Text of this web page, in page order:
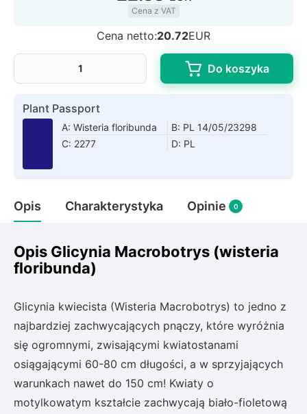
Hakonechoa (trawa bambusowa)
Miskant
Różanecznik
Pnącza
Glicynia (wisteria)
Ewodia (tetradium daniellii)
Cena z VAT
Cena netto:20.72EUR
Do koszyka
Plant Passport
A: Wisteria floribunda
B: PL 14/05/23298
C: 2277
D: PL
Opis Charakterystyka Opinie 0
Opis Glicynia Macrobotrys (wisteria
floribunda)
Glicynia kwiecista (Wisteria Macrobotrys) to jedno z
najbardziej zachwycających pnączy, które wyróżnia
się ogromnymi, zwisającymi kwiatostanami
osiągającymi 60-80 cm długości, a w sprzyjających
warunkach nawet do 150 cm! Kwiaty o
motylkowatym kształcie zachwycają biało-fioletową